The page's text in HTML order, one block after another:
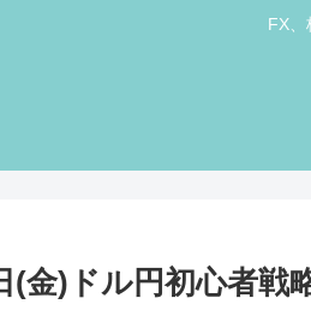
FX、
(金)ドル円初心者戦